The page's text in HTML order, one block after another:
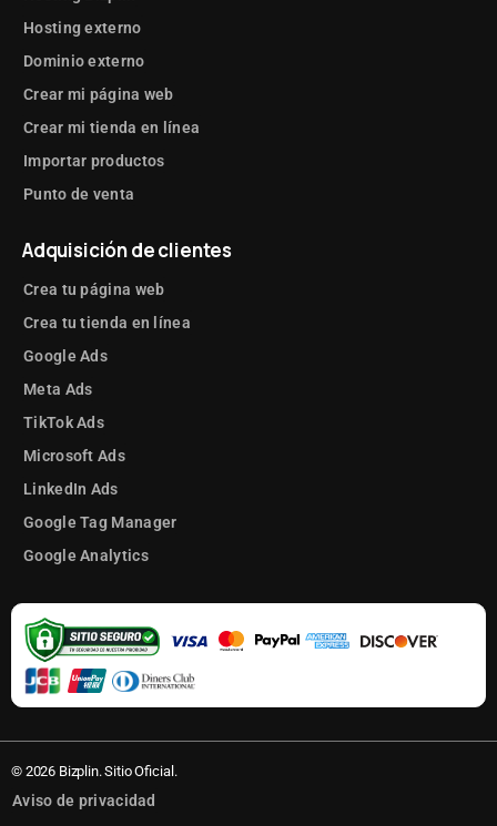
Hosting externo
Dominio externo
Crear mi página web
Crear mi tienda en línea
Importar productos
Punto de venta
Adquisición de clientes
Crea tu página web
Crea tu tienda en línea
Google Ads
Meta Ads
TikTok Ads
Microsoft Ads
LinkedIn Ads
Google Tag Manager
Google Analytics
© 2026 Bizplin. Sitio Oficial.
Aviso de privacidad